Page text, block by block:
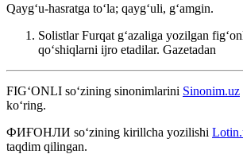
Qaygʻu-hasratga toʻla; qaygʻuli, gʻamgin.
Solistlar Furqat gʻazaliga yozilgan
qoʻshiqlarni ijro etadilar. Gazetadan
FIG‘ONLI so‘zining sinonimlarini Sinonim.uz
ko‘ring.
ФИҒОНЛИ so‘zining kirillcha yozilishi
taqdim qilingan.